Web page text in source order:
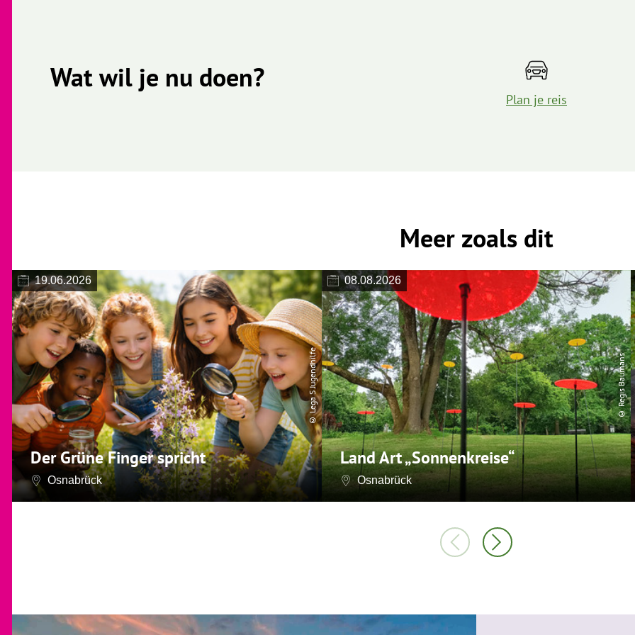
Wat wil je nu doen?
Plan je reis
Meer zoals dit
19.06.2026
Der Grüne Finger spricht
Osnabrück
© Lega S Jugendhilfe
08.08.2026
Land Art „Sonnenkreise“
Osnabrück
© Regis Baumans